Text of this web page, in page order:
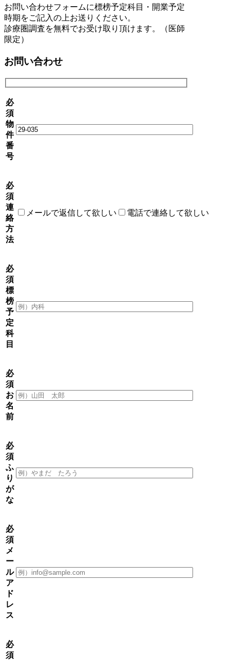
お問い合わせフォームに標榜予定科目・開業予定
時期をご記入の上お送りください。
診療圏調査を無料でお受け取り頂けます。（医師
限定）
お問い合わせ
必
須
物
件
番
号
必
須
連
絡
方
法
メールで返信して欲しい 電話で連絡して欲しい
必
須
標
榜
予
定
科
目
必
須
お
名
前
必
須
ふ
り
が
な
必
須
メ
ー
ル
ア
ド
レ
ス
必
須